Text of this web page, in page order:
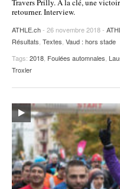
Travers Prilly. À la clé, une
retourner. Interview.
ATHLE.ch- 26 novembre 2018 -
Résultats Textes Vaud : hors stade
Tags: 2018 Foulées automnales
Troxler